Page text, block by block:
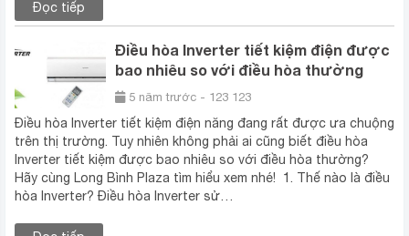
Đọc tiếp
Điều hòa Inverter tiết kiệm điện được
bao nhiêu so với điều hòa thường
5 năm trước - 123 123
Điều hòa Inverter tiết kiệm điện năng đang rất được ưa chuộng
trên thị trường. Tuy nhiên không phải ai cũng biết điều hòa
Inverter tiết kiệm được bao nhiêu so với điều hòa thường?
Hãy cùng Long Bình Plaza tìm hiểu xem nhé! 1. Thế nào là điều
hòa Inverter? Điều hòa Inverter sử…